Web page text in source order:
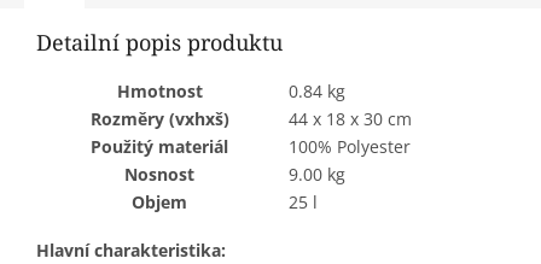
Detailní popis produktu
Hmotnost
0.84 kg
Rozměry (vxhxš)
44 x 18 x 30 cm
Použitý materiál
100% Polyester
Nosnost
9.00 kg
Objem
25 l
Hlavní charakteristika: